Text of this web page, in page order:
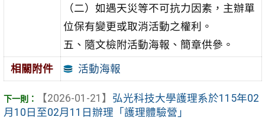
（二）如遇天災等不可抗力因素，主辦單
位保有變更或取消活動之權利。
五、隨文檢附活動海報、簡章供參。
相關附件 活動海報
【2026-01-21】 弘光科技大學護理系於115年02
月10日至02月11日辦理「護理體驗營」